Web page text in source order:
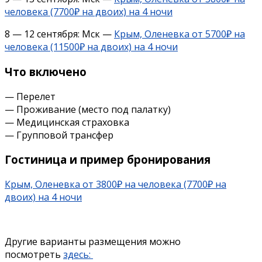
человека (7700₽ на двоих) на 4 ночи
8 — 12 сентября: Мск — Крым, Оленевка от 5700₽ на
человека (11500₽ на двоих) на 4 ночи
Что включено
— Перелет
— Проживание (место под палатку)
— Медицинская страховка
— Групповой трансфер
Гостиница и пример бронирования
Крым, Оленевка от 3800₽ на человека (7700₽ на
двоих) на 4 ночи
Другие варианты размещения можно
посмотреть здесь: